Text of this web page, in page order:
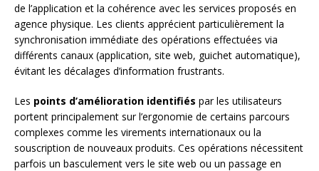
de l’application et la cohérence avec les services proposés en
agence physique. Les clients apprécient particulièrement la
synchronisation immédiate des opérations effectuées via
différents canaux (application, site web, guichet automatique),
évitant les décalages d’information frustrants.
Les points d’amélioration identifiés par les utilisateurs
portent principalement sur l’ergonomie de certains parcours
complexes comme les virements internationaux ou la
souscription de nouveaux produits. Ces opérations nécessitent
parfois un basculement vers le site web ou un passage en